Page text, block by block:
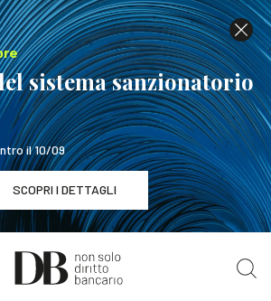
sistema sanzionatorio
il 10/09
SCOPRI I DETTAGLI
/ 1° Ottobre
sanzionatorio del TUF